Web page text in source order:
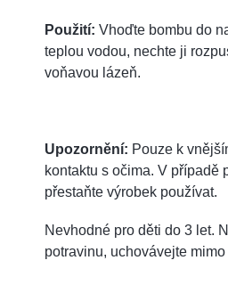
Použití: Vhoďte bombu do
teplou vodou, nechte ji
voňavou lázeň.
Upozornění: Pouze k
kontaktu s očima. V případě
přestaňte výrobek používat.
Nevhodné pro děti do 3 let.
potravinu, uchovávejte